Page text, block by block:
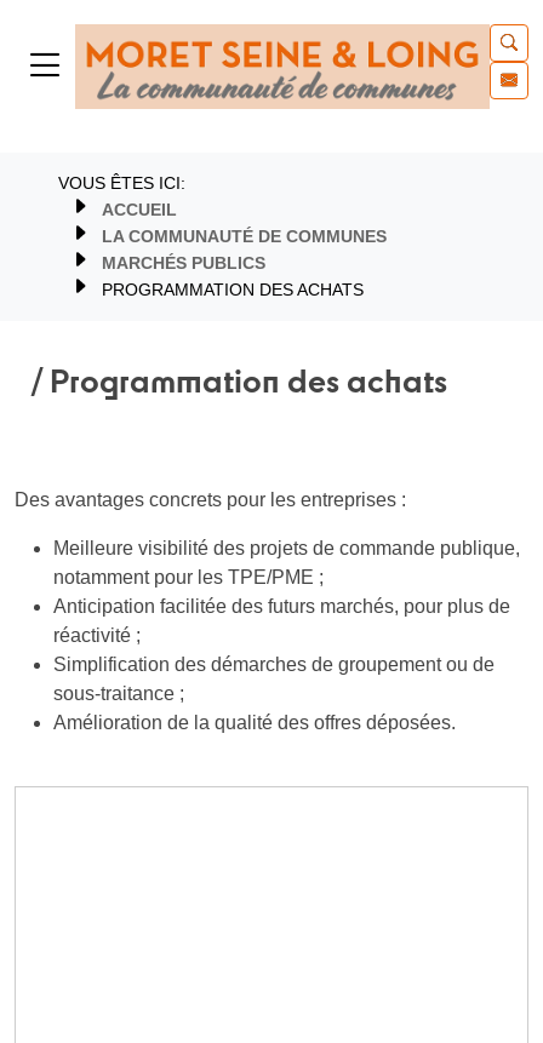
VOUS ÊTES ICI:
ACCUEIL
LA COMMUNAUTÉ DE COMMUNES
MARCHÉS PUBLICS
PROGRAMMATION DES ACHATS
/ Programmation des achats
Des avantages concrets pour les entreprises :
Meilleure visibilité des projets de commande publique,
notamment pour les TPE/PME ;
Anticipation facilitée des futurs marchés, pour plus de
réactivité ;
Simplification des démarches de groupement ou de
sous-traitance ;
Amélioration de la qualité des offres déposées.